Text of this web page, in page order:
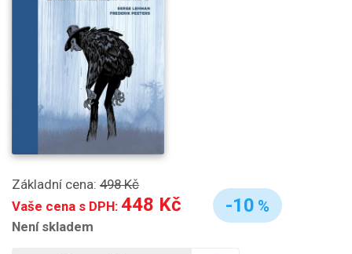
Základní cena: 498 Kč
Vaše cena s DPH: 448 Kč
Není skladem
-10 %